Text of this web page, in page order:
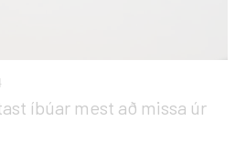
íbúar mest að missa úr